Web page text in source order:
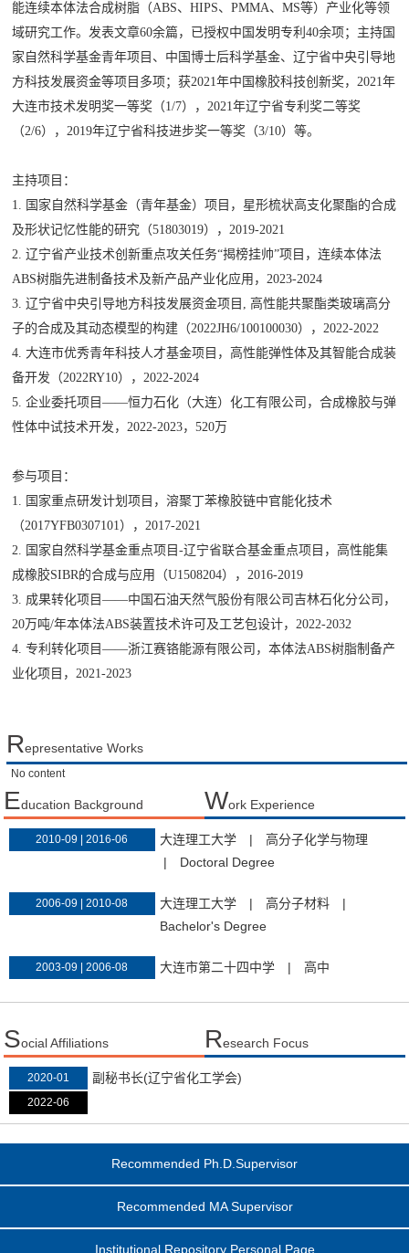
能连续本体法合成树脂（ABS、HIPS、PMMA、MS等）产业化等领
域研究工作。发表文章60余篇，已授权中国发明专利40余项；主持国
家自然科学基金青年项目、中国博士后科学基金、辽宁省中央引导地
方科技发展资金等项目多项；获2021年中国橡胶科技创新奖，2021年
大连市技术发明奖一等奖（1/7），2021年辽宁省专利奖二等奖
（2/6），2019年辽宁省科技进步奖一等奖（3/10）等。
主持项目：
1. 国家自然科学基金（青年基金）项目，星形梳状高支化聚酯的合成
及形状记忆性能的研究（51803019），2019-2021
2.辽宁省产业技术创新重点攻关任务“揭榜挂帅”项目，连续本体法
ABS树脂先进制备技术及新产品产业化应用，2023-2024
3.辽宁省中央引导地方科技发展资金项目 , 高性能共聚酯类玻璃高分
子的合成及其动态模型的构建（2022JH6/100100030），2022-2022
4.大连市优秀青年科技人才基金项目，高性能弹性体及其智能合成装
备开发（2022RY10），2022-2024
5.企业委托项目——恒力石化（大连）化工有限公司，合成橡胶与弹
性体中试技术开发，2022-2023，520万
参与项目：
1. 国家重点研发计划项目，溶聚丁苯橡胶链中官能化技术
（2017YFB0307101），2017-2021
2. 国家自然科学基金重点项目-辽宁省联合基金重点项目，高性能集
成橡胶SIBR的合成与应用（U1508204），2016-2019
3. 成果转化项目——中国石油天然气股份有限公司吉林石化分公司，
20万吨/年本体法ABS装置技术许可及工艺包设计，2022-2032
4.专利转化项目——浙江赛铬能源有限公司，本体法ABS树脂制备产
业化项目，2021-2023
Representative Works
No content
Education Background Work Experience
2010-09 | 2016-06 大连理工大学 |
高分子化学与物理
|
Doctoral Degree
2006-09 | 2010-08 大连理工大学 | 高分子材料
|
Bachelor's Degree
2003-09 | 2006-08 大连市第二十四中学 | 高中
Social Affiliations Research Focus
2020-01
2022-06
副秘书长(辽宁省化工学会)
Recommended Ph.D.Supervisor
Recommended MA Supervisor
Institutional Repository Personal Page